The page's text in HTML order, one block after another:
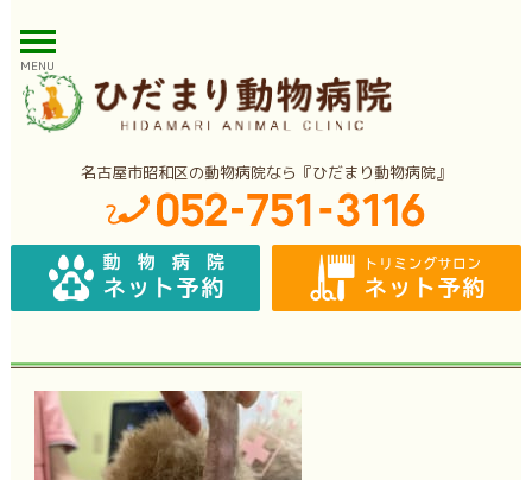
MENU
名古屋市昭和区の動物病院なら『ひだまり動物病院』